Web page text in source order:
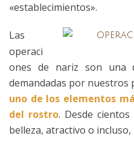
«establecimientos».
Las
operaci
ones de nariz son una
demandadas por nuestros
uno de los elementos
del rostro. Desde
belleza, atractivo o